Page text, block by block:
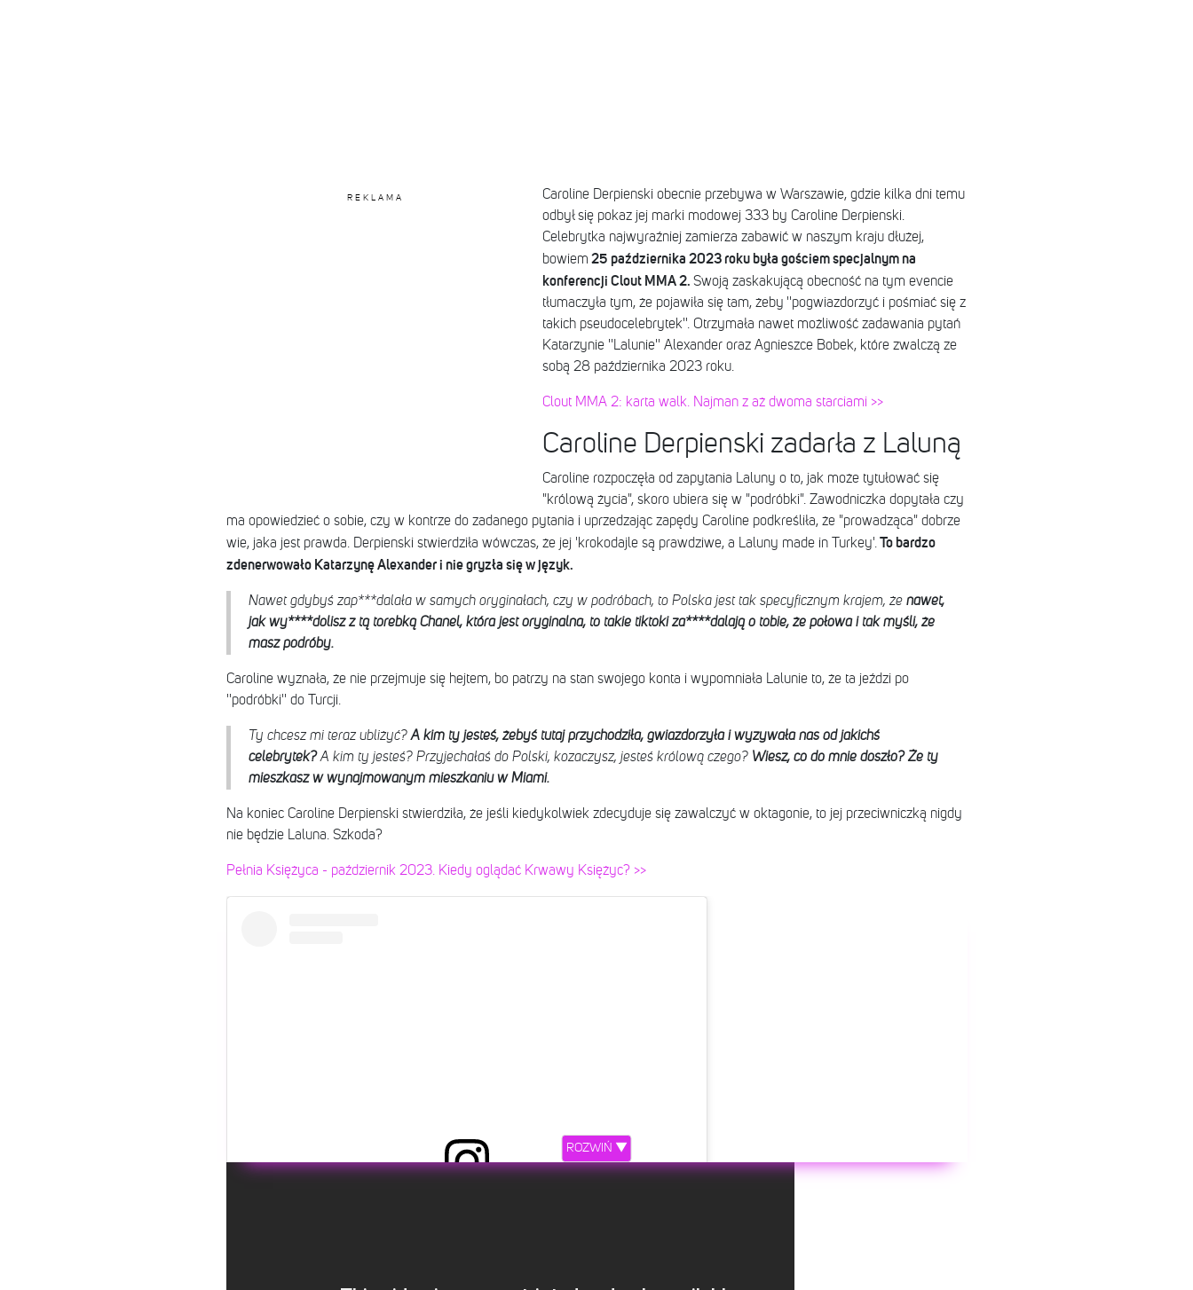
REKLAMA
Caroline Derpienski obecnie przebywa w Warszawie, gdzie kilka dni temu
odbył się pokaz jej marki modowej 333 by Caroline Derpienski.
Celebrytka najwyraźniej zamierza zabawić w naszym kraju dłużej,
bowiem 25 października 2023 roku była gościem specjalnym na
konferencji Clout MMA 2. Swoją zaskakującą obecność na tym evencie
tłumaczyła tym, że pojawiła się tam, żeby ''pogwiazdorzyć i pośmiać się z
takich pseudocelebrytek''. Otrzymała nawet możliwość zadawania pytań
Katarzynie ''Lalunie'' Alexander oraz Agnieszce Bobek, które zwalczą ze
sobą 28 października 2023 roku.
Clout MMA 2: karta walk. Najman z aż dwoma starciami >>
Caroline Derpienski zadarła z Laluną
Caroline rozpoczęła od zapytania Laluny o to, jak może tytułować się
"królową życia", skoro ubiera się w "podróbki". Zawodniczka dopytała czy
ma opowiedzieć o sobie, czy w kontrze do zadanego pytania i uprzedzając zapędy Caroline podkreśliła, że "prowadząca" dobrze
wie, jaka jest prawda. Derpienski stwierdziła wówczas, że jej 'krokodajle są prawdziwe, a Laluny made in Turkey'.To bardzo
zdenerwowało Katarzynę Alexander i nie gryzła się w język.
Nawet gdybyś zap***dalała w samych oryginałach, czy w podróbach, to Polska jest tak specyficznym krajem, że nawet,
jak wy****dolisz z tą torebką Chanel, która jest oryginalna, to takie tiktoki za****dalają o tobie, że połowa i tak myśli, że
masz podróby.
Caroline wyznała, że nie przejmuje się hejtem, bo patrzy na stan swojego konta i wypomniała Lalunie to, że ta jeździ po
''podróbki'' do Turcji.
Ty chcesz mi teraz ubliżyć?A kim ty jesteś, żebyś tutaj przychodziła, gwiazdorzyła i wyzywała nas od jakichś
celebrytek?A kim ty jesteś? Przyjechałaś do Polski, kozaczysz, jesteś królową czego? Wiesz, co do mnie doszło? Że ty
mieszkasz w wynajmowanym mieszkaniu w Miami.
Na koniec Caroline Derpienski stwierdziła, że jeśli kiedykolwiek zdecyduje się zawalczyć w oktagonie, to jej przeciwniczką nigdy
nie będzie Laluna. Szkoda?
Pełnia Księżyca - październik 2023. Kiedy oglądać Krwawy Księżyc? >>
ROZWIŃ ▼